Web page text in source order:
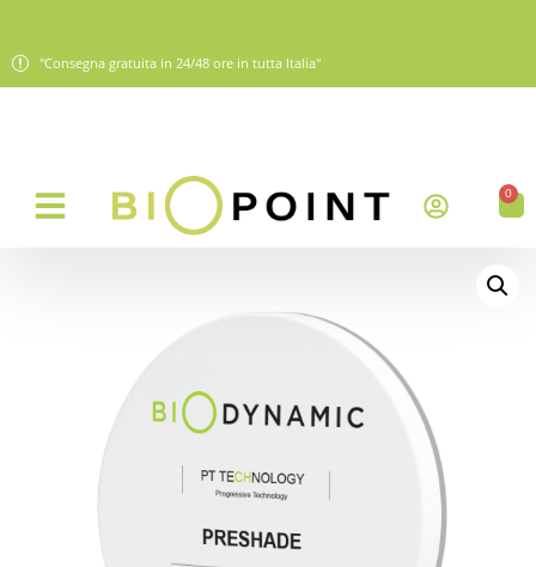
"Consegna gratuita in 24/48 ore in tutta Italia"
0